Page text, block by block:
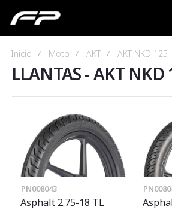
Inicio Moto AKT AKT NKD 125
LLANTAS-AKT NKD
PN008043
Asphalt 2.75-18 TL